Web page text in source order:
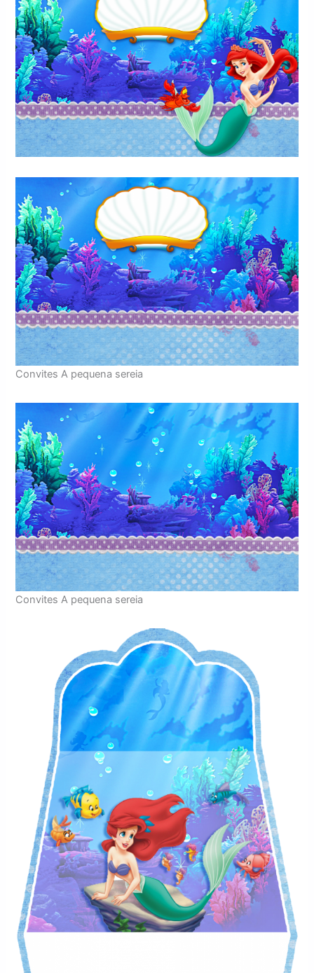
Convites A pequena sereia
Convites A pequena sereia